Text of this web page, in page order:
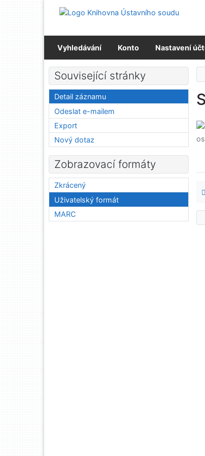
Přejít na menu
Vyhledávání Konto Nastavení
Související stránky
Detail záznamu
Odeslat e-mailem
Export
Nový dotaz
Zobrazovací formáty
Zkrácený
Uživatelský formát
MARC